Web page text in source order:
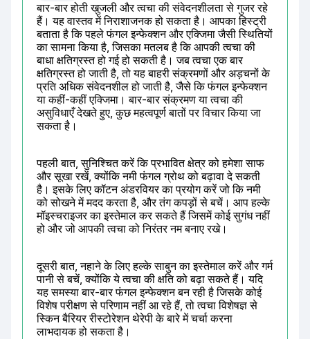
बार-बार होती खुजली और त्वचा की संवेदनशीलता से गुजर रहे
हैं। यह वास्तव में निराशाजनक हो सकता है। आपका हिस्ट्री
बताता है कि पहले फंगल इन्फेक्शन और एक्जिमा जैसी स्थितियों
का सामना किया है, जिसका मतलब है कि आपकी त्वचा की
बाधा क्षतिग्रस्त हो गई हो सकती है। जब त्वचा एक बार
क्षतिग्रस्त हो जाती है, तो यह बाहरी संक्रमणों और अड़चनों के
प्रति अधिक संवेदनशील हो जाती है, जैसे कि फंगल इन्फेक्शन
या कहीं-कहीं एक्जिमा। बार-बार संक्रमण या त्वचा की
असुविधाएँ देखते हुए, कुछ महत्वपूर्ण बातों पर विचार किया ‌जा
सकता है।
पहली बात, सुनिश्चित करें कि प्रभावित क्षेत्र को हमेशा साफ
और सूखा रखें, क्योंकि नमी फंगल ग्रोथ को बढ़ावा दे सकती
है। इसके लिए कॉटन अंडरवियर का प्रयोग करें जो कि नमी
को सोखने में मदद करता है, और तंग कपड़ों से बचें। आप हल्के
मॉइस्चराइजर का इस्तेमाल कर सकते हैं जिसमें कोई सुगंध नहीं
हो और जो आपकी त्वचा को निरंतर नम बनाए रखे।
दूसरी बात, नहाने के लिए हल्के साबुन का इस्तेमाल करें और गर्म
पानी से बचें, क्योंकि ये त्वचा की क्षति को बढ़ा सकते हैं। यदि
यह समस्या बार-बार फंगल इन्फेक्शन बन रही है जिसके कोई
विशेष परीक्षण से परिणाम नहीं आ रहे हैं, तो त्वचा विशेषज्ञ से
स्किन बैरियर रीस्टोरेशन थेरेपी के बारे में चर्चा करना
लाभदायक हो सकता है।